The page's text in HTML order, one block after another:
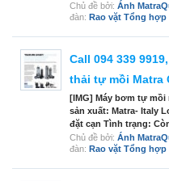
Chủ đề bởi: Ánh
đàn: Rao vặt Tổng hợp
Call 094 339
thải tự mồi Matra
[IMG] Máy bơm tự mồi
sản xuất: Matra- Italy
đặt cạn Tình trạng:
Chủ đề bởi: Ánh
đàn: Rao vặt Tổng hợp